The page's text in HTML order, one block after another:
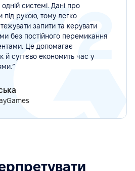
системі. Дані про
під рукою, тому легко
запити та керувати
без постійного перемикання
Це допомагає
й суттєво економить час у